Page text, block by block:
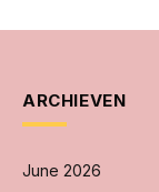
ARCHIEVEN
June 2026